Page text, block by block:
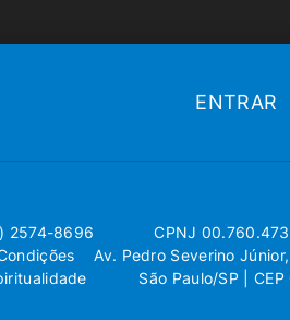
ENTRAR
2574-8696
CPNJ
Av. Pedro Severino
São Paulo/SP |